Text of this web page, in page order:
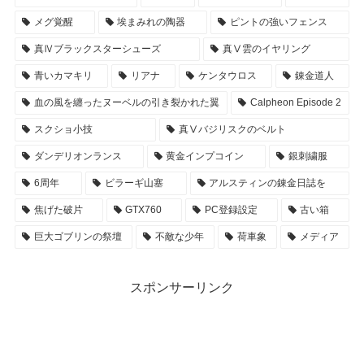
メグ覚醒 埃まみれの陶器 ピントの強いフェンス
真Ⅳブラックスターシューズ 真Ⅴ雲のイヤリング
青いカマキリ リアナ ケンタウロス 錬金道人
血の風を纏ったヌーベルの引き裂かれた翼 Calpheon Episode 2
スクショ小技 真Ⅴバジリスクのベルト
ダンデリオンランス 黄金インプコイン 銀刺繍服
6周年 ビラーギ山塞 アルスティンの錬金日誌を
焦げた破片 GTX760 PC登録設定 古い箱
巨大ゴブリンの祭壇 不敵な少年 荷車象 メディア
スポンサーリンク